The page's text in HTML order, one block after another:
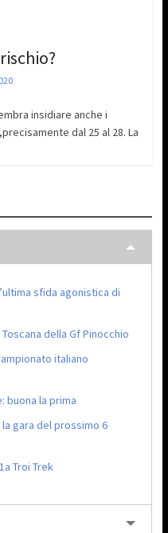
insidiare anche i
dal 25 al 28. La
sfida agonistica di
della Gf Pinocchio
italiano
buona la prima
gara del prossimo 6
Troi Trek